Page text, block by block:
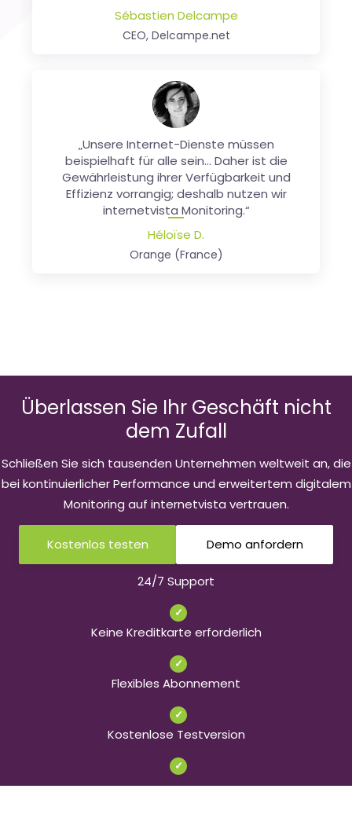
Unsere Internet-Dienste müssen
Gewährleistung ihrer Verfügbarkeit und
Effizienz vorrangig; deshalb nutzen wir
internetvista Monitoring seit 2004.
Leiter Kommunikation, ADN
Sébastien Delcampe
CEO, Delcampe.net
„Unsere Internet-Dienste müssen
beispielhaft für alle sein... Daher ist die
Gewährleistung ihrer Verfügbarkeit und
Effizienz vorrangig; deshalb nutzen wir
internetvista Monitoring.“
Héloïse D.
Orange (France)
Überlassen Sie Ihr Geschäft nicht
dem Zufall
Schließen Sie sich tausenden Unternehmen weltweit an, die
bei kontinuierlicher Performance und erweitertem digitalem
Monitoring auf internetvista vertrauen.
Kostenlos testen Demo anfordern
24/7 Support
✓
Keine Kreditkarte erforderlich
✓
Flexibles Abonnement
✓
Kostenlose Testversion
✓